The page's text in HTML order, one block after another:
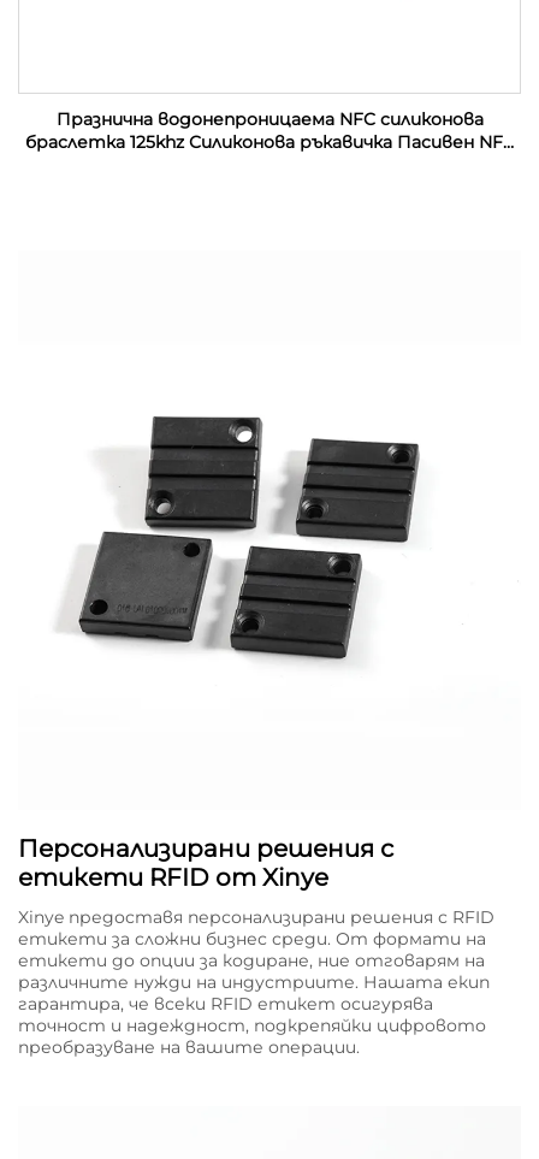
Празнична водонепроницаема NFC силиконова
браслетка 125khz Силиконова ръкавичка Пасивен NFC
Персонализирани решения с
етикети RFID от Xinye
Xinye предоставя персонализирани решения с RFID
етикети за сложни бизнес среди. От формати на
етикети до опции за кодиране, ние отговарям на
различните нужди на индустриите. Нашата екип
гарантира, че всеки RFID етикет осигурява
точност и надеждност, подкрепяйки цифровото
преобразуване на вашите операции.